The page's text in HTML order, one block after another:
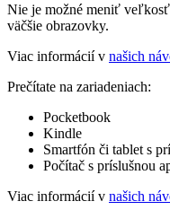
Nie je možné meniť
väčšie obrazovky.
Viac informácií v našich
Prečítate na zariadeniach:
Pocketbook
Kindle
Smartfón či tablet s
Počítač s príslušnou
Viac informácií v našich